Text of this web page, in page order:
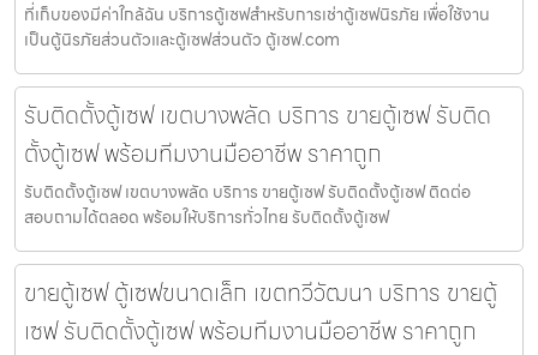
ที่เก็บของมีค่าใกล้ฉัน บริการตู้เซฟสำหรับการเช่าตู้เซฟนิรภัย เพื่อใช้งาน
เป็นตู้นิรภัยส่วนตัวและตู้เซฟส่วนตัว ตู้เซฟ.com
รับติดตั้งตู้เซฟ เขตบางพลัด บริการ ขายตู้เซฟ รับติด
ตั้งตู้เซฟ พร้อมทีมงานมืออาชีพ ราคาถูก
รับติดตั้งตู้เซฟ เขตบางพลัด บริการ ขายตู้เซฟ รับติดตั้งตู้เซฟ ติดต่อ
สอบถามได้ตลอด พร้อมให้บริการทั่วไทย รับติดตั้งตู้เซฟ
ขายตู้เซฟ ตู้เซฟขนาดเล็ก เขตทวีวัฒนา บริการ ขายตู้
เซฟ รับติดตั้งตู้เซฟ พร้อมทีมงานมืออาชีพ ราคาถูก